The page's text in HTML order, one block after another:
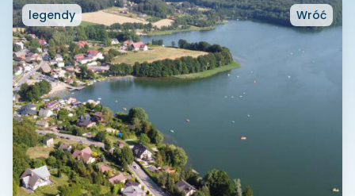
legendy Wróć